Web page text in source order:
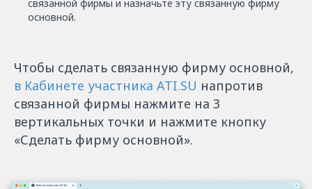
связанной фирмы и назначьте эту связанную фирму
основной.
Чтобы сделать связанную фирму основной,
в Кабинете участника ATI.SU напротив
связанной фирмы нажмите на 3
вертикальных точки и нажмите кнопку
«Сделать фирму основной».